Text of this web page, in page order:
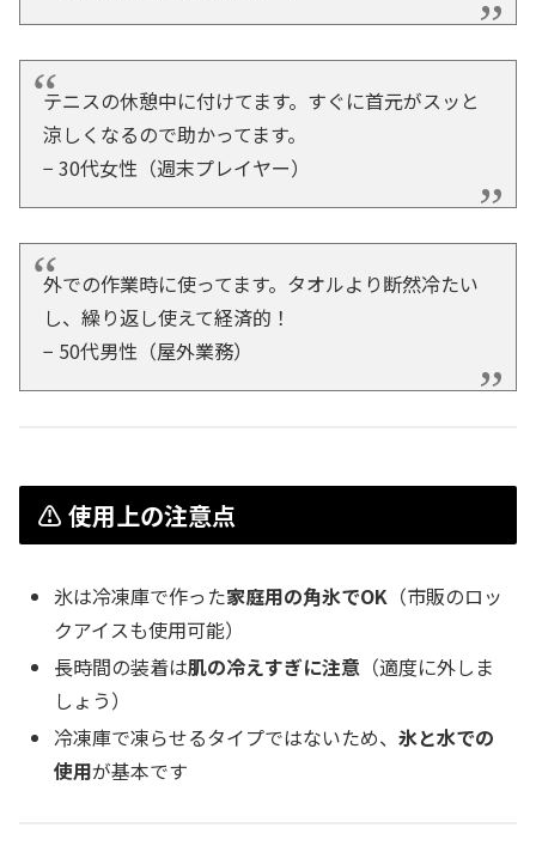
テニスの休憩中に付けてます。すぐに首元がスッと
涼しくなるので助かってます。
− 30代女性（週末プレイヤー）
外での作業時に使ってます。タオルより断然冷たい
し、繰り返し使えて経済的！
− 50代男性（屋外業務）
⚠ 使用上の注意点
氷は冷凍庫で作った家庭用の角氷でOK （市販のロッ
クアイスも使用可能）
長時間の装着は肌の冷えすぎに注意 （適度に外しま
しょう）
冷凍庫で凍らせるタイプではないため、氷と水での
使用が基本です